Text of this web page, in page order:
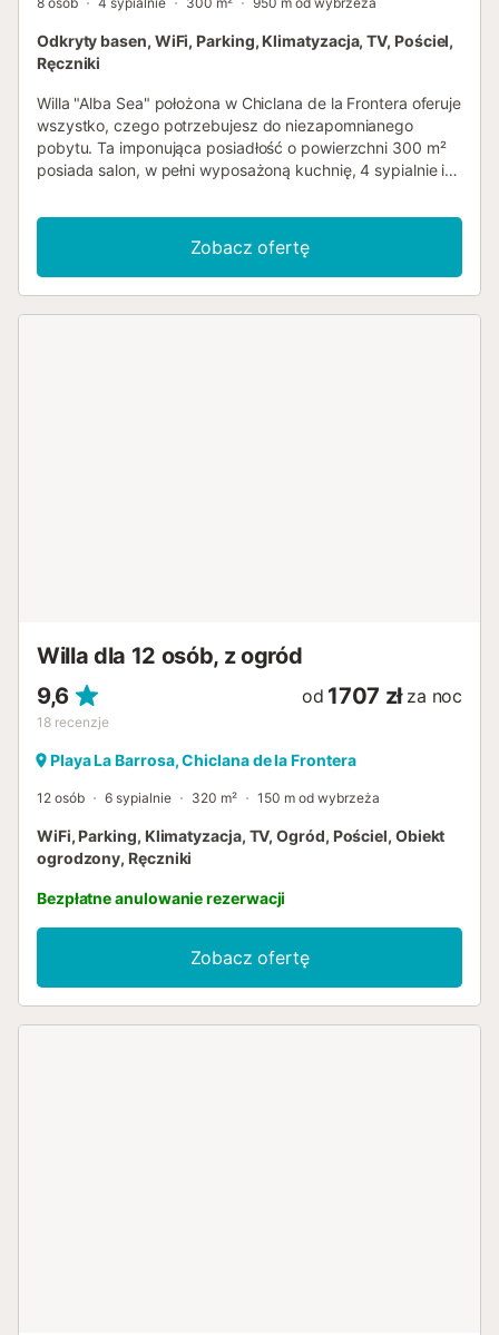
Odkryty basen, WiFi, Parking, Klimatyzacja, TV, Pościel,
Ręczniki
Willa "Alba Sea" położona w Chiclana de la Frontera oferuje
wszystko, czego potrzebujesz do niezapomnianego
pobytu. Ta imponująca posiadłość o powierzchni 300 m²
posiada salon, w pełni wyposażoną kuchnię, 4 sypialnie i 5
udogodnienia obejmują Wi-Fi, telewizor smart TV z
usługami strumieniowania, klimatyzację, pralkę, zmywarkę
oraz dostępne łóżeczko dla dziecka. Willa szczyci się
elegancką, w pełni umeblowaną prywatną częścią
Państwa pobytu mogą obowiązywać rządowe przepisy
dotyczące zużycia wody...
Zobacz ofertę
Willa dla 12 osób, z ogród
9,6
18 recenzje
od 1707 zł za noc
Playa La Barrosa, Chiclana de la Frontera
12 osób 6 sypialnie 320 m² 150 m od wybrzeża
WiFi, Parking, Klimatyzacja, TV, Ogród, Pościel, Obiekt
ogrodzony, Ręczniki
Bezpłatne anulowanie rezerwacji
Zobacz ofertę